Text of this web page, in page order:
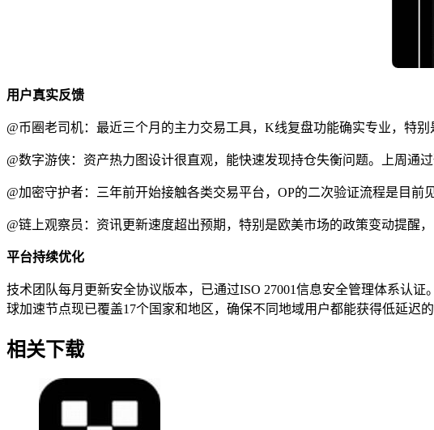
用户真实反馈
@币圈老司机：最近三个月的主力交易工具，K线复盘功能确实专业，特
@数字游侠：资产热力图设计很直观，能快速发现持仓失衡问题。上周通
@加密守护者：三年前开始接触各类交易平台，OP的二次验证流程是目
@链上观察员：资讯更新速度超出预期，特别是欧美市场的政策变动提醒
平台持续优化
技术团队每月更新安全协议版本，已通过ISO 27001信息安全管理体系认
球加速节点现已覆盖17个国家和地区，确保不同地域用户都能获得低延迟的
相关下载